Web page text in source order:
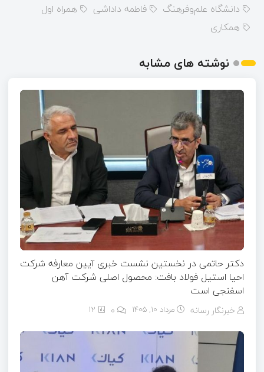
دانشگاه علم‌وفرهنگ
فاطمه داداشی
همراه اول
همکاری
نوشته های مشابه
دکتر حاتمی در نخستین نشست خبری آیین معارفه شرکت
احیا استیل فولاد بافت: محصول اصلی شرکت آهن
اسفنجی است
خبرنگار رسانه مرداد ۱۰, ۱۴۰۵ 12